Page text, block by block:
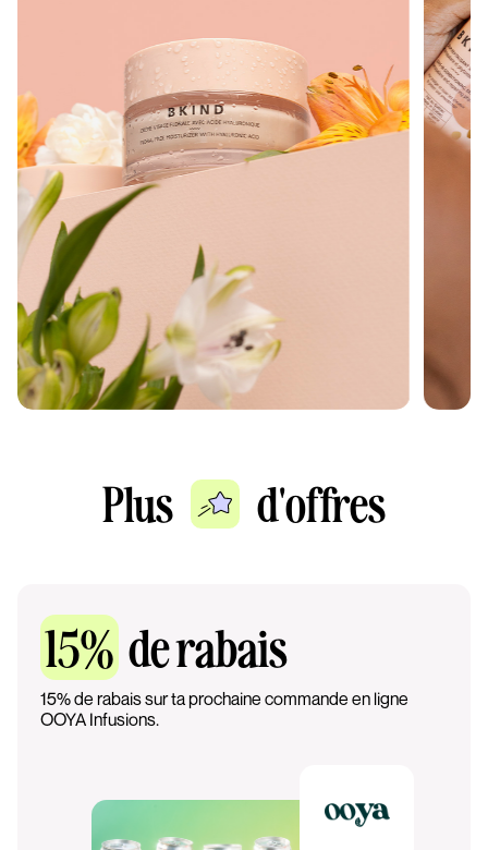
Plus d'offres
15% de rabais
15% de rabais sur ta prochaine commande en ligne
OOYA Infusions.